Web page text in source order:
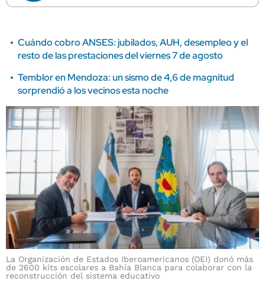
Cuándo cobro ANSES: jubilados, AUH, desempleo y el
resto de las prestaciones del viernes 7 de agosto
Temblor en Mendoza: un sismo de 4,6 de magnitud
sorprendió a los vecinos esta noche
La Organización de Estados Iberoamericanos (OEI) donó más
de 2600 kits escolares a Bahía Blanca para colaborar con la
reconstrucción del sistema educativo